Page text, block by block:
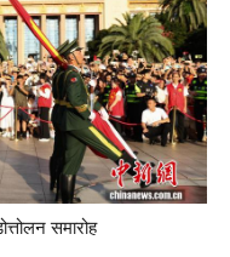
समारोह